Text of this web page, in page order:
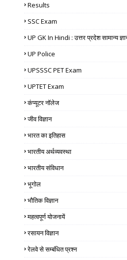
Results
SSC Exam
UP GK In Hindi : उत्तर प्रदेश सामान्य
UP Police
UPSSSC PET Exam
UPTET Exam
कंप्यूटर नॉलेज
जीव विज्ञान
भारत का इतिहास
भारतीय अर्थव्यवस्था
भारतीय संविधान
भूगोल
भौतिक विज्ञान
महत्वपूर्ण योजनायें
रसायन विज्ञान
रेलवे से सम्बंधित प्रश्न